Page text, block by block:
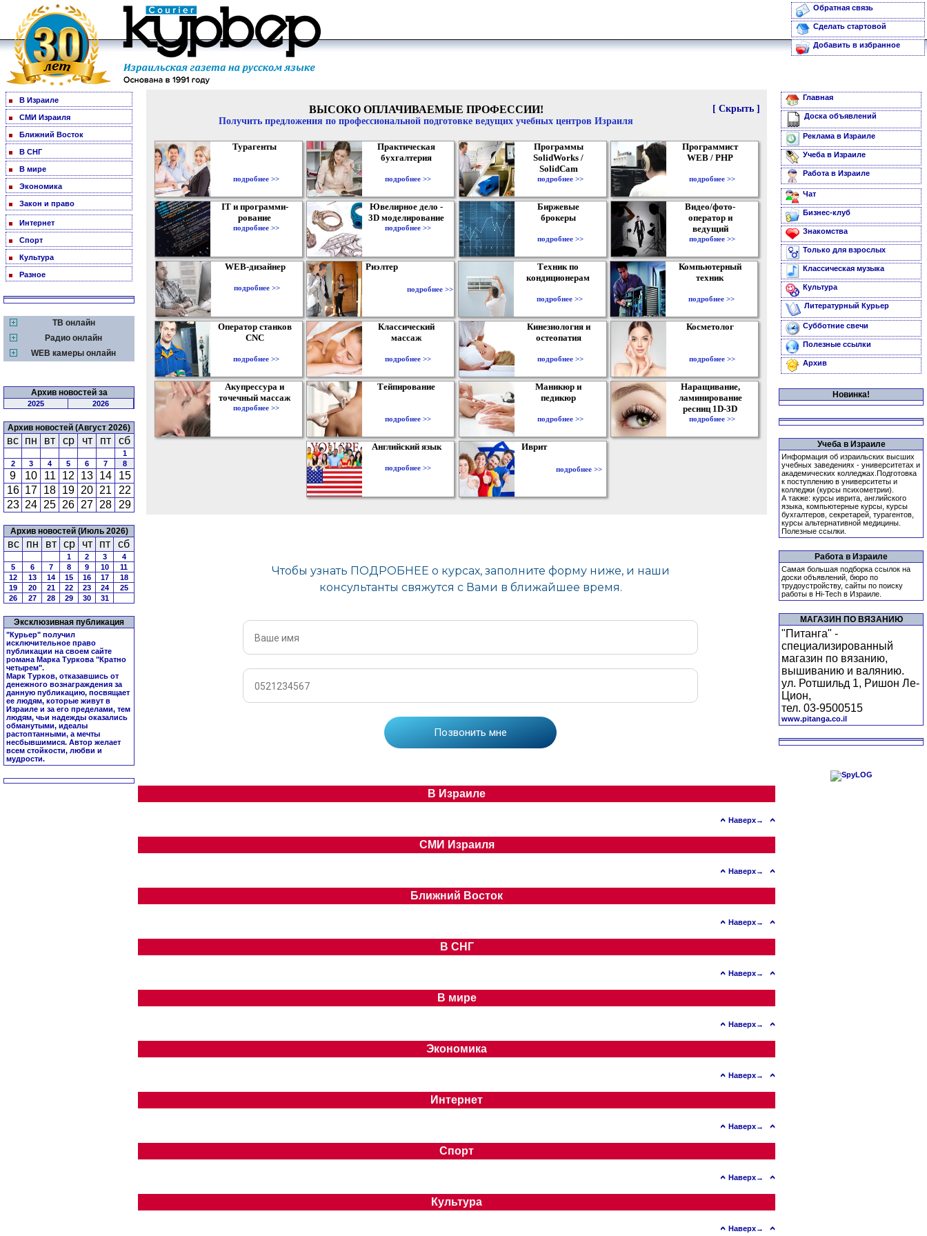
Обратная связь
Сделать стартовой
Добавить в избранное
В Израиле
СМИ Израиля
Ближний Восток
В СНГ
В мире
Экономика
Закон и право
Интернет
Спорт
Культура
Разное
ТВ онлайн
Радио онлайн
WEB камеры онлайн
Архив новостей за
2025 2026
Архив новостей (Август 2026)
вс пн вт ср чт пт сб
1
2
3 4 5 6 7 8
9 10 11 12 13 14
15
16 17 18 19 20 21
22
23 24 25 26 27 28 29
Архив новостей (Июль 2026)
вс пн вт ср чт пт сб
1 2 3
4
5
6 7 8 9 10
11
12
13 14 15 16 17
18
19
20 21 22 23 24
25
26
27 28 29 30 31
Эксклюзивная публикация
"Курьер" получил
исключительное право
публикации на своем сайте
романа Марка Туркова "Кратно
четырем".
Марк Турков, отказавшись от
денежного вознаграждения за
данную публикацию, посвящает
ее людям, которые живут в
Израиле и за его пределами, тем
людям, чьи надежды оказались
обманутыми, идеалы
растоптанными, а мечты
несбывшимися. Автор желает
всем стойкости, любви и
мудрости.
[ Скрыть ]
ВЫСОКО ОПЛАЧИВАЕМЫЕ ПРОФЕССИИ!
Получить предложения по профессиональной подготовке ведущих учебных центров Израиля
Турагенты
подробнее >>
Практическая
бухгалтерия
подробнее >>
Программы
SolidWorks /
SolidCam
подробнее >>
Программист
WEB / PHP
подробнее >>
IT и программи-
рование
подробнее >>
Ювелирное дело -
3D моделирование
подробнее >>
Биржевые
брокеры
подробнее >>
Видео/фото-
оператор и
ведущий
подробнее >>
WEB-дизайнер
подробнее >>
Риэлтер
подробнее >>
Техник по
кондиционерам
подробнее >>
Компьютерный
техник
подробнее >>
Оператор станков
CNC
подробнее >>
Классический
массаж
подробнее >>
Кинезиология и
остеопатия
подробнее >>
Косметолог
подробнее >>
Акупрессура и
точечный массаж
подробнее >>
Тейпирование
подробнее >>
Маникюр и
педикюр
подробнее >>
Наращивание,
ламинирование
ресниц 1D-3D
подробнее >>
Английский язык
подробнее >>
Иврит
подробнее >>
В Израиле
Наверх→
СМИ Израиля
Наверх→
Ближний Восток
Наверх→
В СНГ
Наверх→
В мире
Наверх→
Экономика
Наверх→
Интернет
Наверх→
Спорт
Наверх→
Культура
Наверх→
Главная
Доска объявлений
Реклама в Израиле
Учеба в Израиле
Работа в Израиле
Чат
Бизнес-клуб
Знакомства
Только для взрослых
Классическая музыка
Культура
Литературный Курьер
Субботние свечи
Полезные ссылки
Архив
Новинка!
Учеба в Израиле
Информация об израильских высших
учебных заведениях - университетах и
академических колледжах.Подготовка
к поступлению в университеты и
колледжи (курсы психометрии).
А также: курсы иврита, английского
языка, компьютерные курсы, курсы
бухгалтеров, секретарей, турагентов,
курсы альтернативной медицины.
Полезные ссылки.
Работа в Израиле
Самая большая подборка ссылок на
доски объявлений, бюро по
трудоустройству, сайты по поиску
работы в Hi-Tech в Израиле.
МАГАЗИН ПО ВЯЗАНИЮ
"Питанга" -
специализированный
магазин по вязанию,
вышиванию и валянию.
ул. Ротшильд 1, Ришон Ле-
Цион,
тел. 03-9500515
www.pitanga.co.il